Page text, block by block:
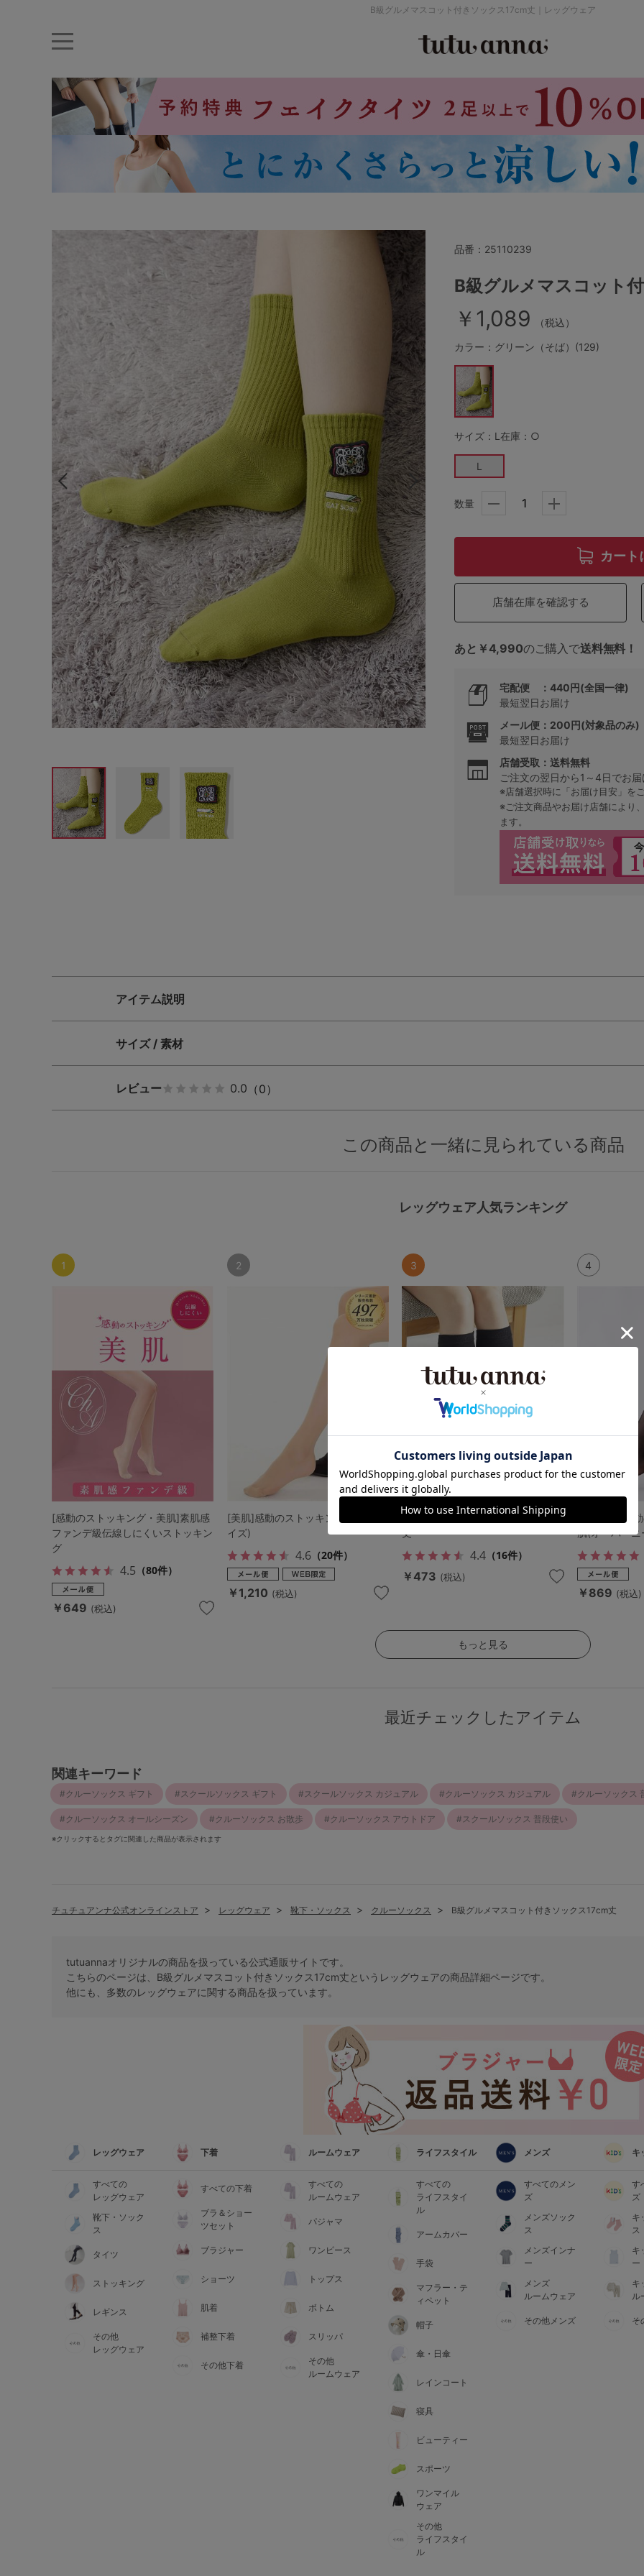
B級グルメマスコット付きソックス17cm丈｜レッグウェア
ナイトブラ ノンワイヤー 特盛ブラ チューブトップ 折り畳み パジャマ
ストッキング
ルームウェア アームカバー
カテゴリから探す
レッグウェア
ルームウェア
ライフスタイル
メンズ
キッズ
ギフトラッピング
SALE
サイズからブラを探す
A60 A65 A70 A75
B65 B70 B75 B80
D65 D70
E65
LL
S-CD
価格帯から探す
～999円
2,000～2,999円
セールアイテムから探す
セールアイテム
ランキング
高評価レビューアイテム
品番： 25110239
B級グルメマスコット
￥1,089
（税込）
カラー：グリーン（そば）(129)
サイズ：L在庫：○
L
数量
カート
店舗在庫を確認する
あと￥4,990のご購入で送料無料！
宅配便 ：440円(全国一律)
最短翌日お届け
メール便：200円(対象品のみ)
最短翌日お届け
店舗受取：送料無料
ご注文の翌日から1～4日でお届
※店舗選択時に「お届け目安」を
※ご注文商品やお届け店舗により
ます。
アイテム説明
サイズ / 素材
レビュー 0.0 （0）
この商品と一緒に見られている商品
レッグウェア人気ランキング
1
[感動のストッキング・美肌]素肌感
ファンデ級伝線しにくいストッキン
グ
4.5 （80件）
￥649 (税込)
2
[美肌]感動のストッキング(大きいサ
イズ)
4.6（20件）
￥1,210 (税込)
3
綿混無地5本指ハイソックス34cm
丈
4.4 （16件）
￥473 (税込)
4
【2足組】感
肌(オーバーニ
￥869 (税込)
もっと見る
最近チェックしたアイテム
関連キーワード
クルーソックス ギフト スクールソックス ギフト スクールソックス カジュアル クルーソックス カジュアル クルーソックス
クルーソックス オールシーズン クルーソックス お散歩 クルーソックス アウトドア スクールソックス 普段使い
※クリックするとタグに関連した商品が表示されます
チュチュアンナ公式オンラインストア レッグウェア 靴下・ソックス クルーソックス B級グルメマスコット付きソックス17cm丈
tutuannaオリジナルの商品を扱っている公式通販サイトです。
こちらのページは、B級グルメマスコット付きソックス17cm丈という レッグウェアの商品詳細ページです。
他にも、多数のレッグウェアに関する商品を扱っています。
レッグウェア
すべての
レッグウェア
靴下・ソック
ス
タイツ
ストッキング
レギンス
その他
レッグウェア
下着
すべての下着
ブラ＆ショー
ツセット
ブラジャー
ショーツ
肌着
補整下着
その他下着
ルームウェア
すべての
ルームウェア
パジャマ
ワンピース
トップス
ボトム
スリッパ
その他
ルームウェア
ライフスタイル
すべての
ライフスタイ
ル
アームカバー
手袋
マフラー・テ
ィペット
帽子
傘・日傘
レインコート
寝具
ビューティー
スポーツ
ワンマイル
ウェア
その他
ライフスタイ
ル
メンズ
すべてのメン
ズ
メンズソック
ス
メンズインナ
ー
メンズ
ルームウェア
その他メンズ
キ
す
ズ
キ
ス
キ
ー
キ
ル
そ